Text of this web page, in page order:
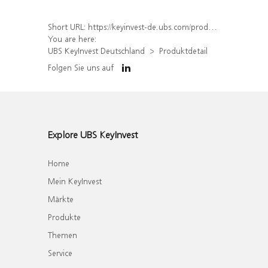
Short URL: https://keyinvest-de.ubs.com/produkt/detail/index/isin/DE000WA3NSD4
You are here:
UBS KeyInvest Deutschland
Produktdetail
Folgen Sie uns auf
Explore UBS KeyInvest
Home
Mein KeyInvest
Märkte
Produkte
Themen
Service